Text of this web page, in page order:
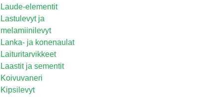
Laude-elementit
Lastulevyt ja
melamiinilevyt
Lanka- ja konenaulat
Laituritarvikkeet
Laastit ja sementit
Koivuvaneri
Kipsilevyt